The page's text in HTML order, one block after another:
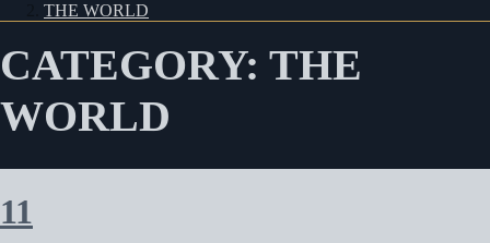
THE WORLD
CATEGORY: THE
WORLD
11